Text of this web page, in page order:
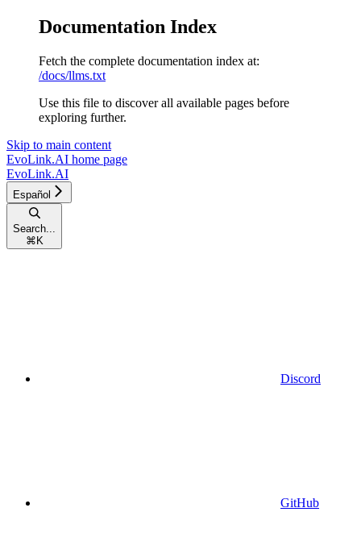
Documentation Index
Fetch the complete documentation index at:
/docs/llms.txt
Use this file to discover all available pages before
exploring further.
Skip to main content
EvoLink.AI home page
EvoLink.AI
Español
Search...
⌘ K
Discord
GitHub